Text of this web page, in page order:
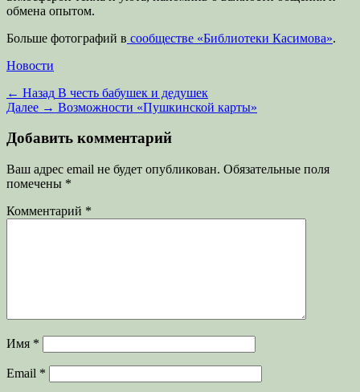
обмена опытом.
Больше фотографий в сообществе «Библиотеки Касимова».
Категории
Новости
Навигация
по
записям
← Назад Предыдущая
запись:
В честь бабушек и дедушек
Далее → Следующая
Возможности «Пушкинской карты»
Добавить комментарий
Ваш адрес email не будет опубликован. Обязательные поля
помечены *
Комментарий *
Имя *
Email *